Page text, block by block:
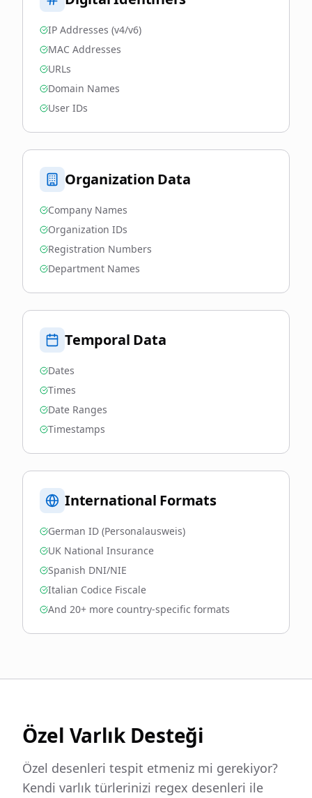
IP Addresses (v4/v6)
MAC Addresses
URLs
Domain Names
User IDs
Organization Data
Company Names
Organization IDs
Registration Numbers
Department Names
Temporal Data
Dates
Times
Date Ranges
Timestamps
International Formats
German ID (Personalausweis)
UK National Insurance
Spanish DNI/NIE
Italian Codice Fiscale
And 20+ more country-specific formats
Özel Varlık Desteği
Özel desenleri tespit etmeniz mi gerekiyor?
Kendi varlık türlerinizi regex desenleri ile